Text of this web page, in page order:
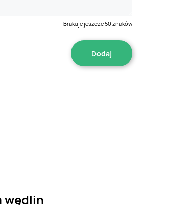
Brakuje jeszcze50 znaków
wędlin